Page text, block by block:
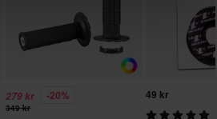
279 kr -20%
349 kr
49 kr